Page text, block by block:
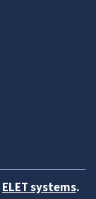
ELET systems.